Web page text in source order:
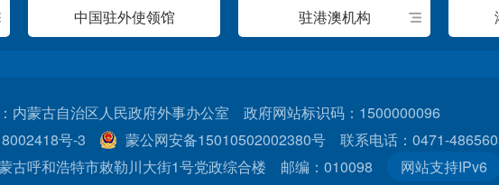
中国驻外使领馆 驻港澳机构
内蒙古自治区人民政府外事办公室 政府网站标识码：1500000096
号-3
蒙公网安备15010502002380号 联系电话：0471-
古呼和浩特市敕勒川大街1号党政综合楼 邮编：010098
网站支持IPv6